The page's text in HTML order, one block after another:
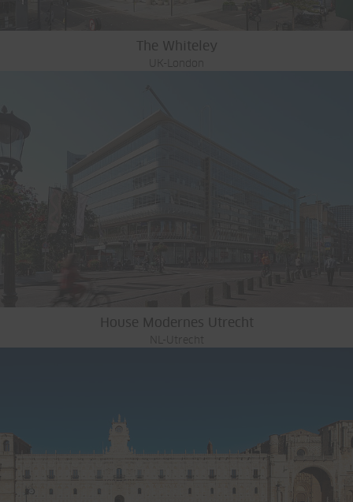
The Whiteley
UK-London
House Modernes Utrecht
NL-Utrecht